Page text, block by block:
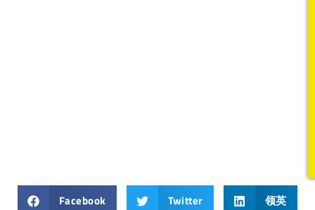
Facebook Twitter 领英